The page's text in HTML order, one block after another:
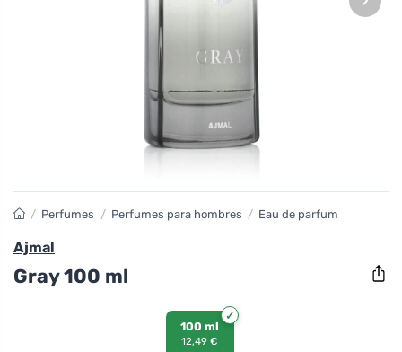
/ Perfumes / Perfumes para hombres / Eau de parfum
Ajmal
Gray 100 ml
100 ml
12,49 €